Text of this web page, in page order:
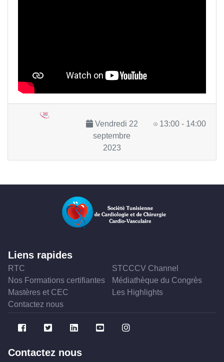
Vendredi 22
septembre
2023
13:00 - 14:00
Liens rapides
RTC
STCCCV Channel
Nos Formations certifiantes
Médiathèque du Congrès
Mastères et CEC
Les Highlights
Contactez nous
Contactez nous